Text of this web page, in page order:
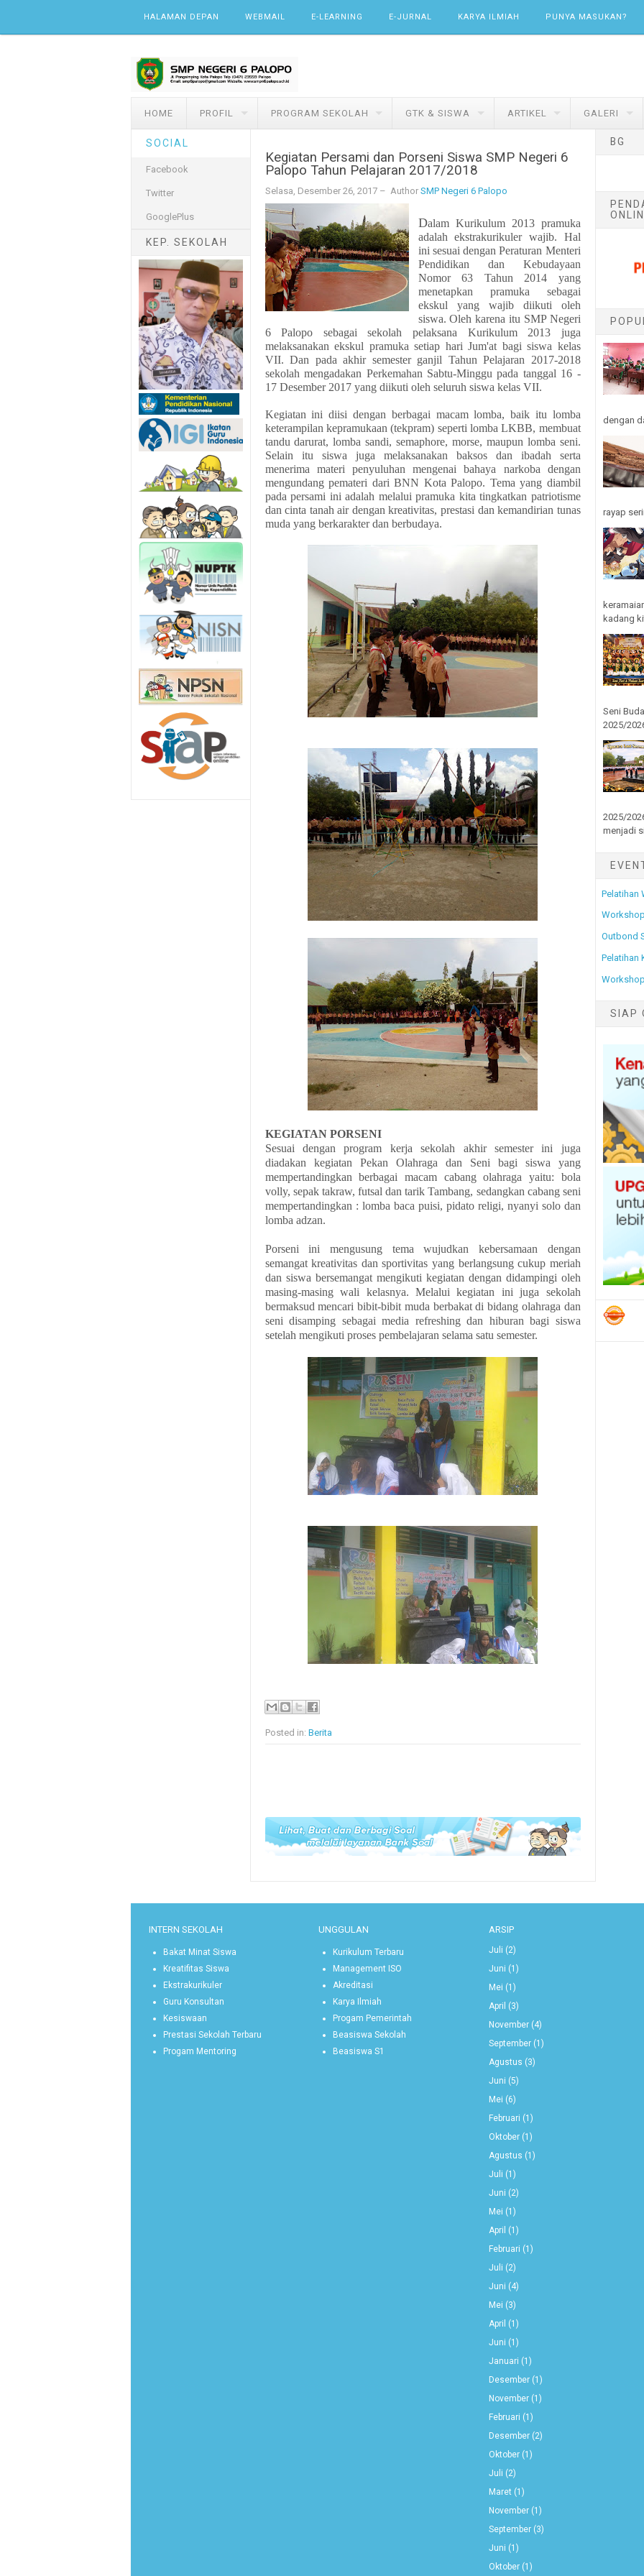
HALAMAN DEPAN WEBMAIL E-LEARNING E-JURNAL KARYA ILMIAH PUNYA MASUKAN?
HOME PROFIL PROGRAM SEKOLAH GTK & SISWA ARTIKEL GALERI
SOCIAL
Facebook
Twitter
GooglePlus
KEP. SEKOLAH
Kegiatan Persami dan Porseni Siswa SMP Negeri 6
Palopo Tahun Pelajaran 2017/2018
Selasa, Desember 26, 2017– Author SMP Negeri 6 Palopo
Dalam Kurikulum 2013 pramuka
adalah ekstrakurikuler wajib. Hal
ini sesuai dengan Peraturan Menteri
Pendidikan dan Kebudayaan
Nomor 63 Tahun 2014 yang
menetapkan pramuka sebagai
ekskul yang wajib diikuti oleh
siswa. Oleh karena itu SMP Negeri
6 Palopo sebagai sekolah pelaksana Kurikulum 2013 juga
melaksanakan ekskul pramuka setiap hari Jum'at bagi siswa kelas
VII. Dan pada akhir semester ganjil Tahun Pelajaran 2017-2018
sekolah mengadakan Perkemahan Sabtu-Minggu pada tanggal 16 -
17 Desember 2017 yang diikuti oleh seluruh siswa kelas VII.
Kegiatan ini diisi dengan berbagai macam lomba, baik itu lomba
keterampilan kepramukaan (tekpram) seperti lomba LKBB, membuat
tandu darurat, lomba sandi, semaphore, morse, maupun lomba seni.
Selain itu siswa juga melaksanakan baksos dan ibadah serta
menerima materi penyuluhan mengenai bahaya narkoba dengan
mengundang pemateri dari BNN Kota Palopo. Tema yang diambil
pada persami ini adalah melalui pramuka kita tingkatkan patriotisme
dan cinta tanah air dengan kreativitas, prestasi dan kemandirian tunas
muda yang berkarakter dan berbudaya.
KEGIATAN PORSENI
Sesuai dengan program kerja sekolah akhir semester ini juga
diadakan kegiatan Pekan Olahraga dan Seni bagi siswa yang
mempertandingkan berbagai macam cabang olahraga yaitu: bola
volly, sepak takraw, futsal dan tarik Tambang, sedangkan cabang seni
mempertandingkan : lomba baca puisi, pidato religi, nyanyi solo dan
lomba adzan.
Porseni ini mengusung tema wujudkan kebersamaan dengan
semangat kreativitas dan sportivitas yang berlangsung cukup meriah
dan siswa bersemangat mengikuti kegiatan dengan didampingi oleh
masing-masing wali kelasnya. Melalui kegiatan ini juga sekolah
bermaksud mencari bibit-bibit muda berbakat di bidang olahraga dan
seni disamping sebagai media refreshing dan hiburan bagi siswa
setelah mengikuti proses pembelajaran selama satu semester.
Posted in: Berita
BG
dengan
rayap
kadang
Seni
2025/
2025/
menjadi
Pelatihan
Outbond
Pelatihan
SIAP
INTERN SEKOLAH
Bakat Minat Siswa
Kreatifitas Siswa
Ekstrakurikuler
Guru Konsultan
Kesiswaan
Prestasi Sekolah Terbaru
Progam Mentoring
UNGGULAN
Kurikulum Terbaru
Management ISO
Akreditasi
Karya Ilmiah
Progam Pemerintah
Beasiswa Sekolah
Beasiswa S1
ARSIP
Juli (2)
Juni (1)
Mei (1)
April (3)
November(4)
September(1)
Agustus (3)
Juni (5)
Mei (6)
Februari (1)
Oktober(1)
Agustus (1)
Juli (1)
Juni (2)
Mei (1)
April (1)
Februari (1)
Juli (2)
Juni (4)
Mei (3)
April (1)
Juni (1)
Januari (1)
Desember(1)
November(1)
Februari (1)
Desember(2)
Oktober(1)
Juli (2)
Maret(1)
November(1)
September(3)
Juni (1)
Oktober(1)